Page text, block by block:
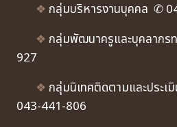
❖ กลุ่มบริหารงานบุคคล ✆
❖ กลุ่มพัฒนาครูและบุคลากร
927
❖ กลุ่มนิเทศติดตามและประ
043-441-806